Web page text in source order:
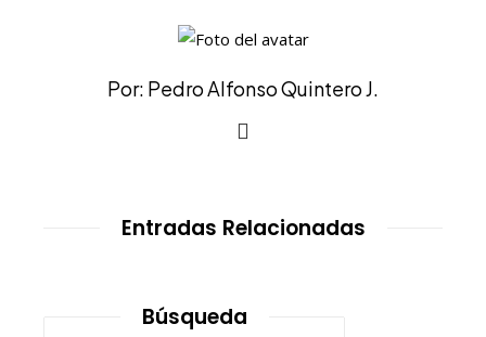
Por: Pedro Alfonso Quintero J.
Entradas Relacionadas
Búsqueda